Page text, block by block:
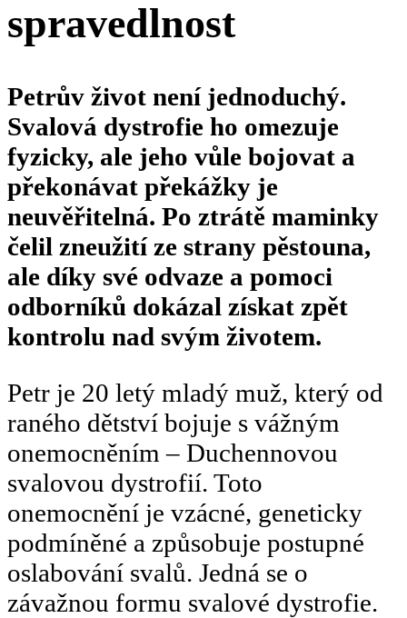
spravedlnost
Petrův život není jednoduchý.
Svalová dystrofie ho omezuje
fyzicky, ale jeho vůle bojovat a
překonávat překážky je
neuvěřitelná. Po ztrátě maminky
čelil zneužití ze strany pěstouna,
ale díky své odvaze a pomoci
odborníků dokázal získat zpět
kontrolu nad svým životem.
Petr je 20 letý mladý muž, který od
raného dětství bojuje s vážným
onemocněním – Duchennovou
svalovou dystrofií. Toto
onemocnění je vzácné, geneticky
podmíněné a způsobuje postupné
oslabování svalů. Jedná se o
závažnou formu svalové dystrofie.